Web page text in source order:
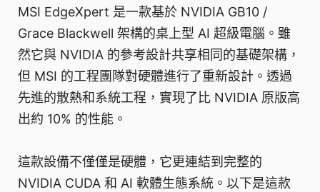
MSI EdgeXpert 是一款基於 NVIDIA GB10 /
Grace Blackwell 架構的桌上型 AI 超級電腦。雖
然它與 NVIDIA 的參考設計共享相同的基礎架構，
但 MSI 的工程團隊對硬體進行了重新設計。透過
先進的散熱和系統工程，實現了比 NVIDIA 原版高
出約 10% 的性能。
這款設備不僅僅是硬體，它更連結到完整的
NVIDIA CUDA 和 AI 軟體生態系統。以下是這款